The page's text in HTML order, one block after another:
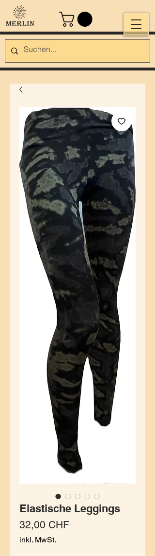
Elastische Leggings
32,00 CHFPreis
inkl. MwSt.